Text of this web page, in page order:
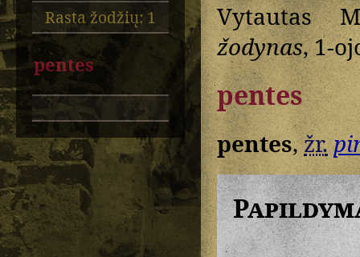
Rasta žodžių: 1
pentes
Vytautas
žodynas, 1-
pentes
pentes,žr.